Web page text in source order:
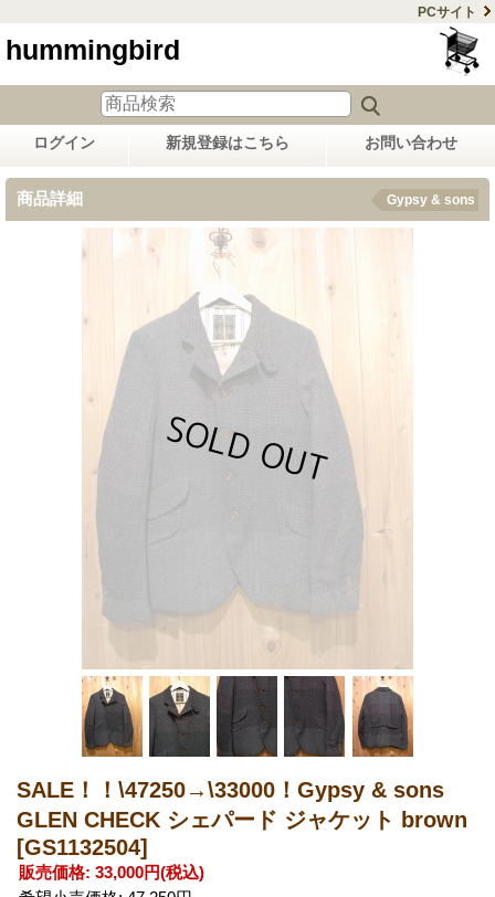
PCサイト
hummingbird
ログイン 新規登録はこちら お問い合わせ
商品詳細 Gypsy & sons
SALE！！\47250→\33000！Gypsy & sons
GLEN CHECK シェパード ジャケット brown
[GS1132504]
販売価格: 33,000円(税込)